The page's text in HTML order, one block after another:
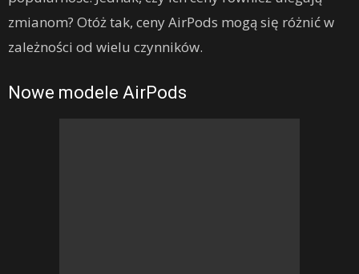
zmianom? Otóż tak, ceny AirPods mogą się różnić w
zależności od wielu czynników.
Nowe modele AirPods